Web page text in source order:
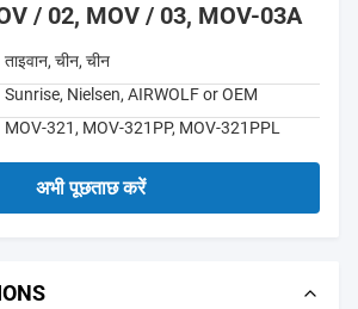
/ 02, MOV / 03, MOV-03A
ताइवान, चीन, चीन
Sunrise, Nielsen, AIRWOLF or OEM
MOV-321, MOV-321PP, MOV-321PPL
अभी पूछताछ करें